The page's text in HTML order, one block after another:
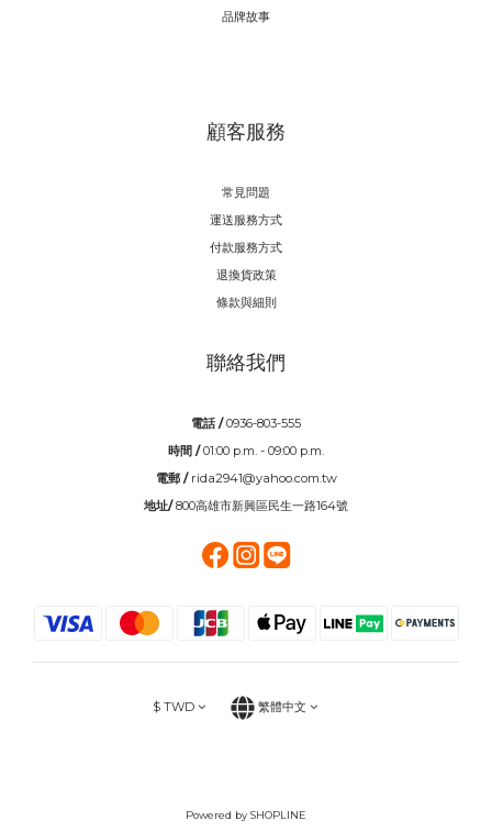
品牌故事
顧客服務
常見問題
運送服務方式
付款服務方式
退換貨政策
條款與細則
聯絡我們
電話 /0936-803-555
時間 /01:00 p.m. - 09:00 p.m.
電郵 / rida2941@yahoo.com.tw
地址/800高雄市新興區民生一路164號
$ TWD 繁體中文
Powered by SHOPLINE